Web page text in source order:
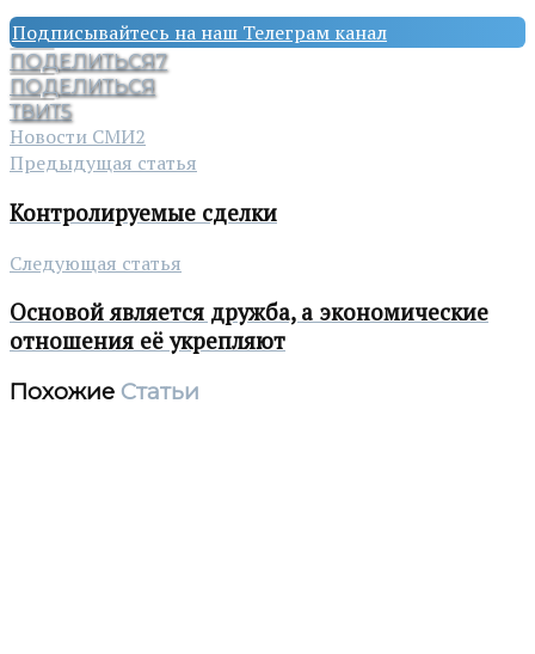
Подписывайтесь на наш Телеграм канал
ПОДЕЛИТЬСЯ7
ПОДЕЛИТЬСЯ
ТВИТ5
Новости СМИ2
Предыдущая статья
Контролируемые сделки
Следующая статья
Основой является дружба, а экономические
отношения её укрепляют
Похожие Статьи